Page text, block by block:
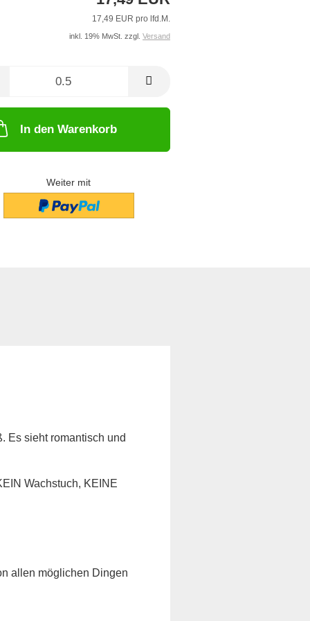
17,49 EUR pro lfd.M.
inkl. 19% MwSt. zzgl. Versand
In den Warenkorb
Weiter mit
Es sieht romantisch und
Wachstuch, KEINE
allen möglichen Dingen